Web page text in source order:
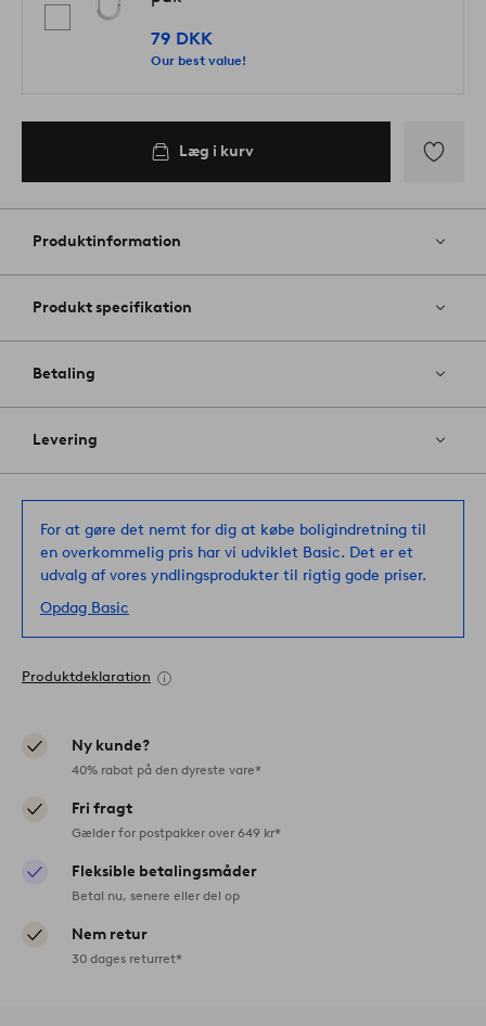
79 DKK
Our best value!
Læg i kurv
til
Produktinformation
Produkt specifikation
Betaling
Levering
For at gøre det nemt for dig at købe boligindretning til
en overkommelig pris har vi udviklet Basic. Det er et
udvalg af vores yndlingsprodukter til rigtig gode priser.
Opdag Basic
Produktdeklaration
Ny kunde?
40% rabat på den dyreste vare*
Fri fragt
Gælder for postpakker over 649 kr*
Fleksible betalingsmåder
Betal nu, senere eller del op
Nem retur
30 dages returret*